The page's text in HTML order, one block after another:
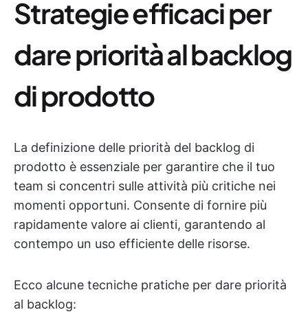
Strategie efficaci per
dare priorità al backlog
di prodotto
La definizione delle priorità del backlog di
prodotto è essenziale per garantire che il tuo
team si concentri sulle attività più critiche nei
momenti opportuni. Consente di fornire più
rapidamente valore ai clienti, garantendo al
contempo un uso efficiente delle risorse.
Ecco alcune tecniche pratiche per dare priorità
al backlog: